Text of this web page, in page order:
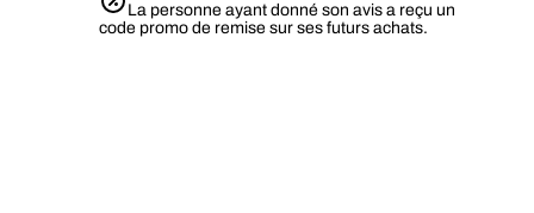
La personne ayant donné son avis a reçu un
code promo de remise sur ses futurs achats.